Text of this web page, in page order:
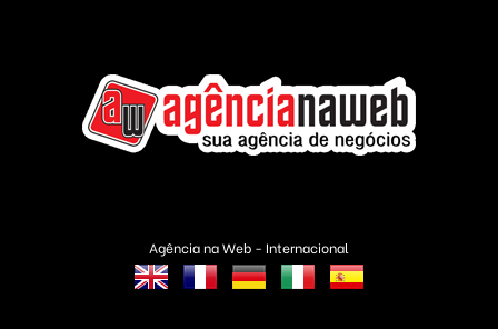
Agência na Web - Internacional